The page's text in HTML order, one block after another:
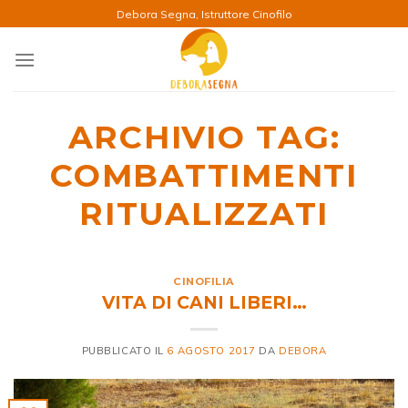
ai
contenuti
Debora Segna, Istruttore Cinofilo
ARCHIVIO TAG:
COMBATTIMENTI
RITUALIZZATI
CINOFILIA
VITA DI CANI LIBERI…
PUBBLICATO IL 6 AGOSTO 2017 DA DEBORA